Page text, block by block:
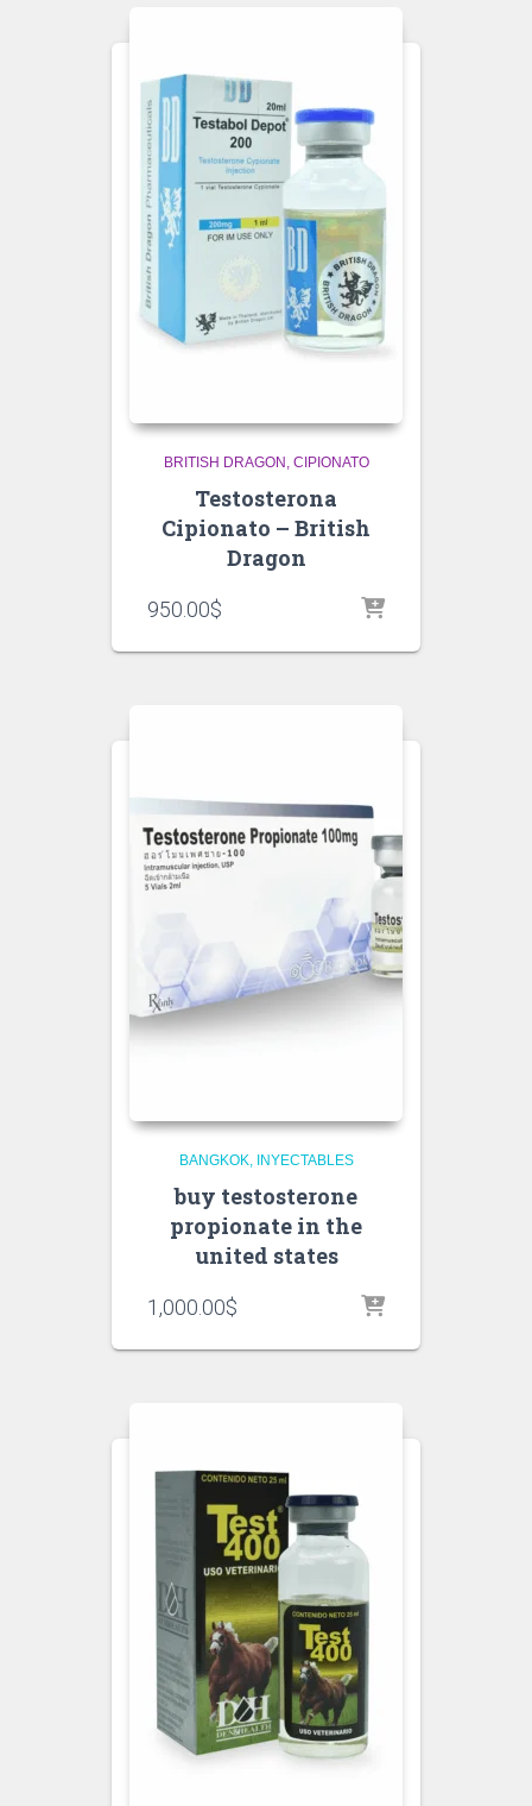
BRITISH DRAGON CIPIONATO
Testosterona
Cipionato – British
Dragon
950.00$
BANGKOK INYECTABLES
buy testosterone
propionate in the
united states
1,000.00$